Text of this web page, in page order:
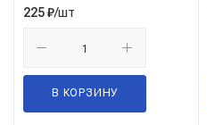
225₽/шт
В КОРЗИНУ